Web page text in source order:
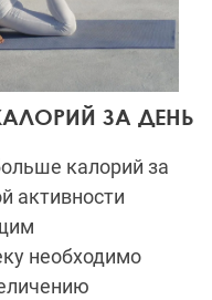
ЗА ДЕНЬ
калорий за
активности
необходимо